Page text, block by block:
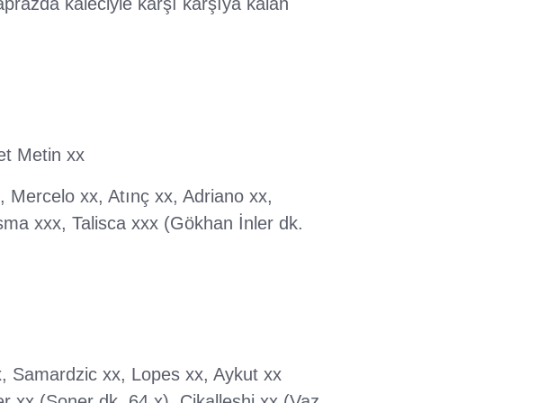
Metin xx
xx, Atınç xx, Adriano xx,
xxx, Talisca xxx (Gökhan İnler dk.
Samardzic xx, Lopes xx, Aykut xx